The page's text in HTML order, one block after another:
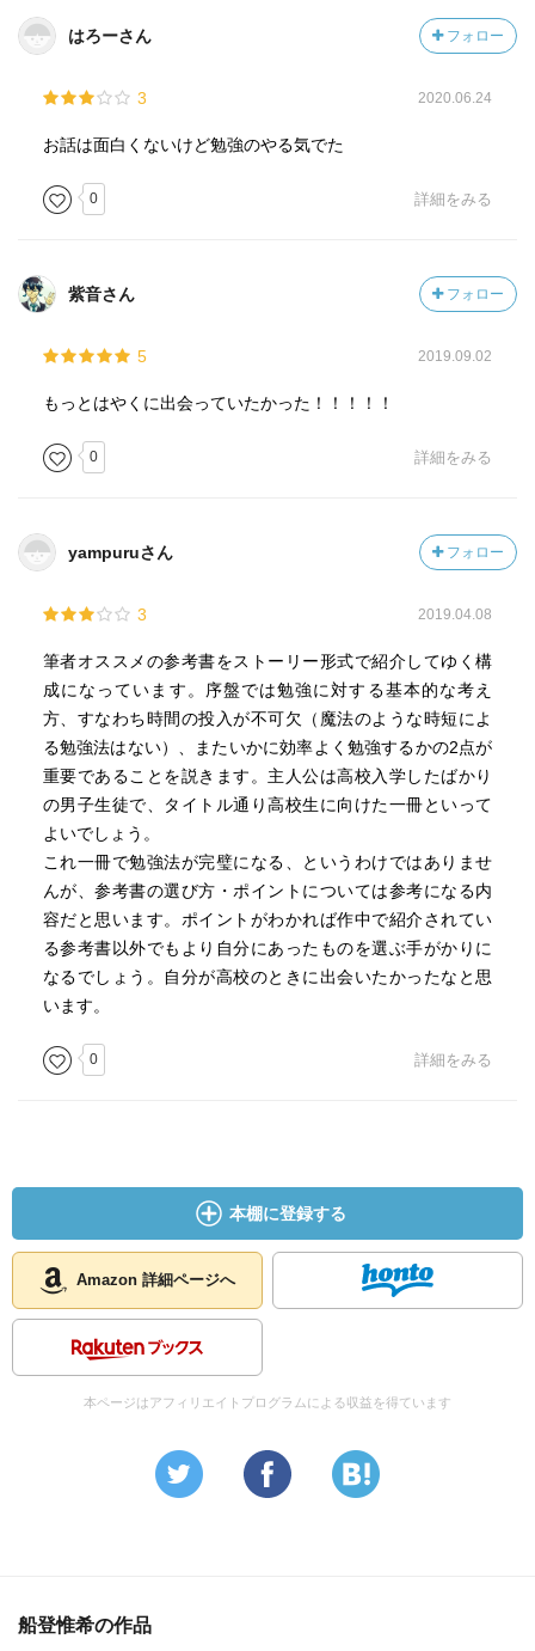
はろーさん フォロー
3 2020.06.24
お話は面白くないけど勉強のやる気でた
0 詳細をみる
紫音さん フォロー
5 2019.09.02
もっとはやくに出会っていたかった！！！！！
0 詳細をみる
yampuruさん フォロー
3 2019.04.08
筆者オススメの参考書をストーリー形式で紹介してゆく構
成になっています。序盤では勉強に対する基本的な考え
方、すなわち時間の投入が不可欠（魔法のような時短によ
る勉強法はない）、またいかに効率よく勉強するかの2点が
重要であることを説きます。主人公は高校入学したばかり
の男子生徒で、タイトル通り高校生に向けた一冊といって
よいでしょう。
これ一冊で勉強法が完璧になる、というわけではありませ
んが、参考書の選び方・ポイントについては参考になる内
容だと思います。ポイントがわかれば作中で紹介されてい
る参考書以外でもより自分にあったものを選ぶ手がかりに
なるでしょう。自分が高校のときに出会いたかったなと思
います。
0 詳細をみる
本棚に登録する
Amazon 詳細ページへ
本ページはアフィリエイトプログラムによる収益を得ています
船登惟希の作品